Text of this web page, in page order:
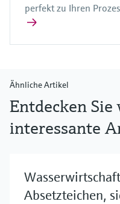
perfekt zu Ihren
Ähnliche Artikel
Entdecken Sie
interessante
Absetzteichen,